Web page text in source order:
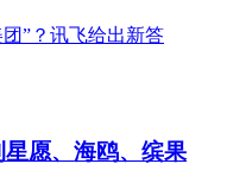
愿、海鸥、缤果